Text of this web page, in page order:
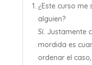
¿Este curso
alguien?
Sí. Justamente
mordida es
ordenar el